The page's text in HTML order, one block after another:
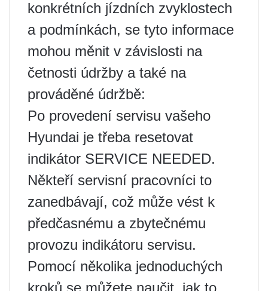
konkrétních jízdních zvyklostech
a podmínkách, se tyto informace
mohou měnit v závislosti na
četnosti údržby a také na
prováděné údržbě:
Po provedení servisu vašeho
Hyundai je třeba resetovat
indikátor SERVICE NEEDED.
Někteří servisní pracovníci to
zanedbávají, což může vést k
předčasnému a zbytečnému
provozu indikátoru servisu.
Pomocí několika jednoduchých
kroků se můžete naučit, jak to